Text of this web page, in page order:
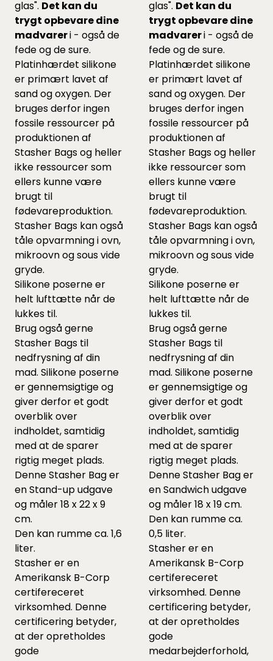
glas". Det kan du
trygt opbevare dine
madvareri - også de
fede og de sure.
Platinhærdet silikone
er primært lavet af
sand og oxygen. Der
bruges derfor ingen
fossile ressourcer på
produktionen af
Stasher Bags og heller
ikke ressourcer som
ellers kunne være
brugt til
fødevareproduktion.
Stasher Bags kan også
tåle opvarmning i ovn,
mikroovn og sous vide
gryde.
Silikone poserne er
helt lufttætte når de
lukkes til.
Brug også gerne
Stasher Bags til
nedfrysning af din
mad. Silikone poserne
er gennemsigtige og
giver derfor et godt
overblik over
indholdet, samtidig
med at de sparer
rigtig meget plads.
Denne Stasher Bag er
en Stand-up udgave
og måler 18 x 22 x 9
cm.
Den kan rumme ca. 1,6
liter.
Stasher er en
Amerikansk B-Corp
certifereceret
virksomhed. Denne
certificering betyder,
at der opretholdes
gode
glas". Det kan du
trygt opbevare dine
madvareri - også de
fede og de sure.
Platinhærdet silikone
er primært lavet af
sand og oxygen. Der
bruges derfor ingen
fossile ressourcer på
produktionen af
Stasher Bags og heller
ikke ressourcer som
ellers kunne være
brugt til
fødevareproduktion.
Stasher Bags kan også
tåle opvarmning i ovn,
mikroovn og sous vide
gryde.
Silikone poserne er
helt lufttætte når de
lukkes til.
Brug også gerne
Stasher Bags til
nedfrysning af din
mad. Silikone poserne
er gennemsigtige og
giver derfor et godt
overblik over
indholdet, samtidig
med at de sparer
rigtig meget plads.
Denne Stasher Bag er
en Sandwich udgave
og måler 18 x 19 cm.
Den kan rumme ca.
0,5 liter.
Stasher er en
Amerikansk B-Corp
certifereceret
virksomhed. Denne
certificering betyder,
at der opretholdes
gode
medarbejderforhold,